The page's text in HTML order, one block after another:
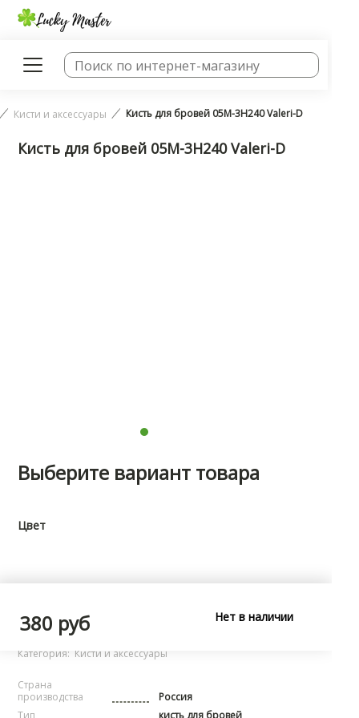
Кисти и аксессуары Кисть для бровей 05М-3Н240 Valeri-D
Кисть для бровей 05М-3Н240 Valeri-D
Выберите вариант товара
Цвет
Бренд:
noName
Категория: Кисти и аксессуары
Страна
производства
Россия
Тип
кисть для бровей
380 руб Нет в наличии